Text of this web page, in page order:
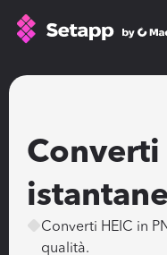
GPTs for Mac
How Setapp works
All apps
Blog
Converti
Converti HEIC in
qualità.